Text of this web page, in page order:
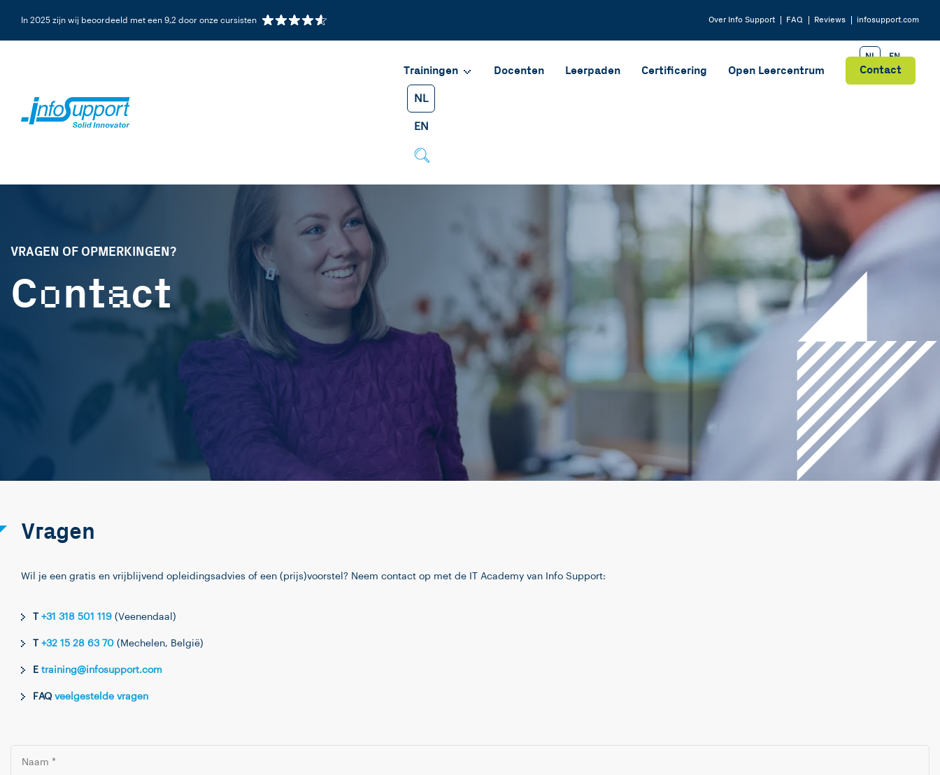
NL EN
Trainingen Docenten Leerpaden Certificering Open Leercentrum Contact
NL
EN
In 2025 zijn wij beoordeeld met een 9,2 door onze cursisten Over Info Support FAQ Reviews infosupport.com
VRAGEN OF OPMERKINGEN?
Contact
Vragen
Wil je een gratis en vrijblijvend opleidingsadvies of een (prijs)voorstel? Neem contact op met de IT Academy van Info Support:
+31 318 501 119 (Veenendaal)
+32 15 28 63 70 (Mechelen, België)
E training@infosupport.com
FAQ veelgestelde vragen